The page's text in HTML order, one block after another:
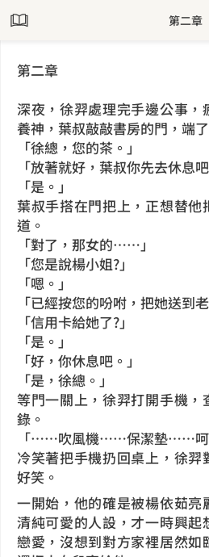
第二章
第二章
深夜，徐羿處理完手邊公事，
養神，葉叔敲敲書房的門，端
「徐總，您的茶。」
「放著就好，葉叔你先去休息吧
「是。」
葉叔手搭在門把上，正想替他
道。
「對了，那女的……」
「您是說楊小姐?」
「嗯。」
「已經按您的吩咐，把她送到
「信用卡給她了?」
「是。」
「好，你休息吧。」
「是，徐總。」
等門一關上，徐羿打開手機
錄。
「……吹風機……保潔墊……呵
冷笑著把手機扔回桌上，徐
好笑。
一開始，他的確是被楊依茹亮
清純可愛的人設，才一時興起
戀愛，沒想到對方家裡居然如